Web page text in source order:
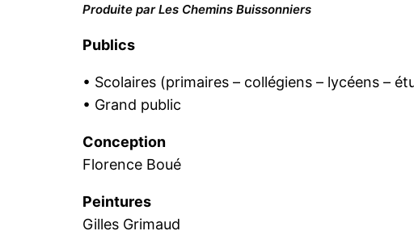
Produite par Les Chemins Buissonniers
Publics
• Scolaires (primaires – collégiens – lycéens –
• Grand public
Conception
Florence Boué
Peintures
Gilles Grimaud